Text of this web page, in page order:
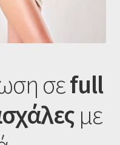
σεfull
με